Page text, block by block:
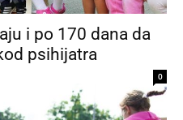
i po 170 dana da
psihijatra
0